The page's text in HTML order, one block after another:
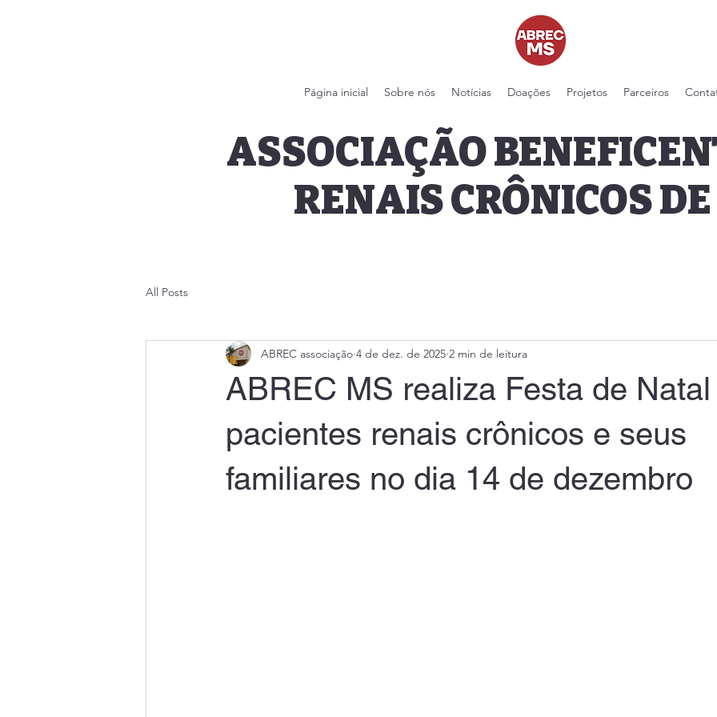
Página inicial Sobre nós Notícias Doações Projetos Parceiros
ASSOCIAÇÃO
RENAIS CRÔNICOS
All Posts
ABREC MS realiza Festa de
pacientes renais crônicos e seus
familiares no dia 14 de dezembro
ABREC associação 4 de dez. de 2025 2 min de leitura